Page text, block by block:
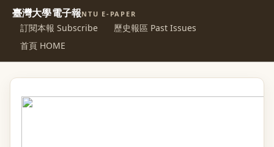
臺灣大學電子報NTU E-PAPER
訂閱本報 Subscribe
歷史報區 Past Issues
首頁 HOME